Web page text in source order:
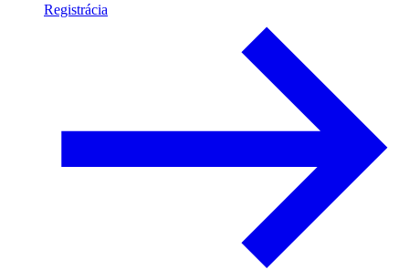
Registrácia